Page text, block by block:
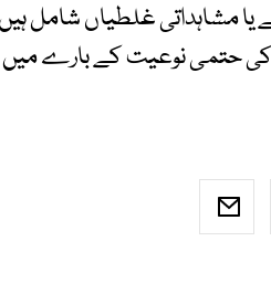
یا مشاہداتی غلطیاں شامل
کی حتمی نوعیت کے بارے میں